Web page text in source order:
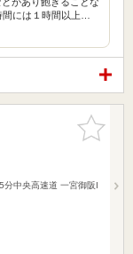
には１時間以上…
お気に入
りに追加
分中央高速道 一宮御阪I